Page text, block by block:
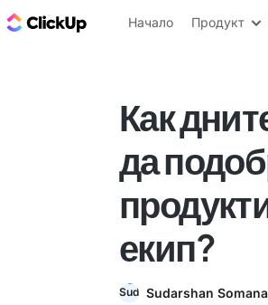
ClickUp блог
Начало Продукт
Как
да
екип?
Sudarshan